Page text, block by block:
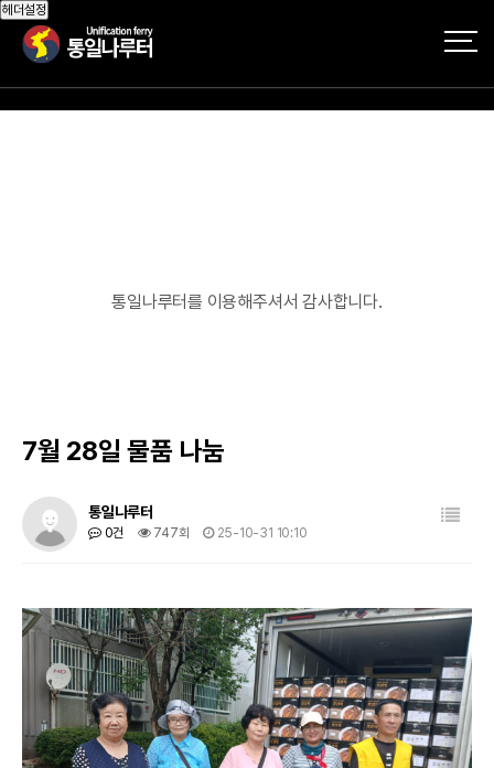
헤더설정
통일나루터를 이용해주셔서 감사합니다.
7월 28일 물품 나눔
통일나루터
0건 747회 25-10-31 10:10